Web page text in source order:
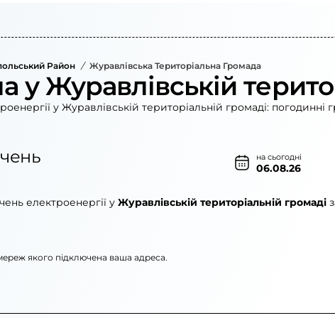
Район / Журавлівська Територіальна Громада
у Журавлівській
у Журавлівській територіальній громаді:
на сьогодні
06.08.26
електроенергії у Журавлівській територіальній громаді
якого підключена ваша адреса.